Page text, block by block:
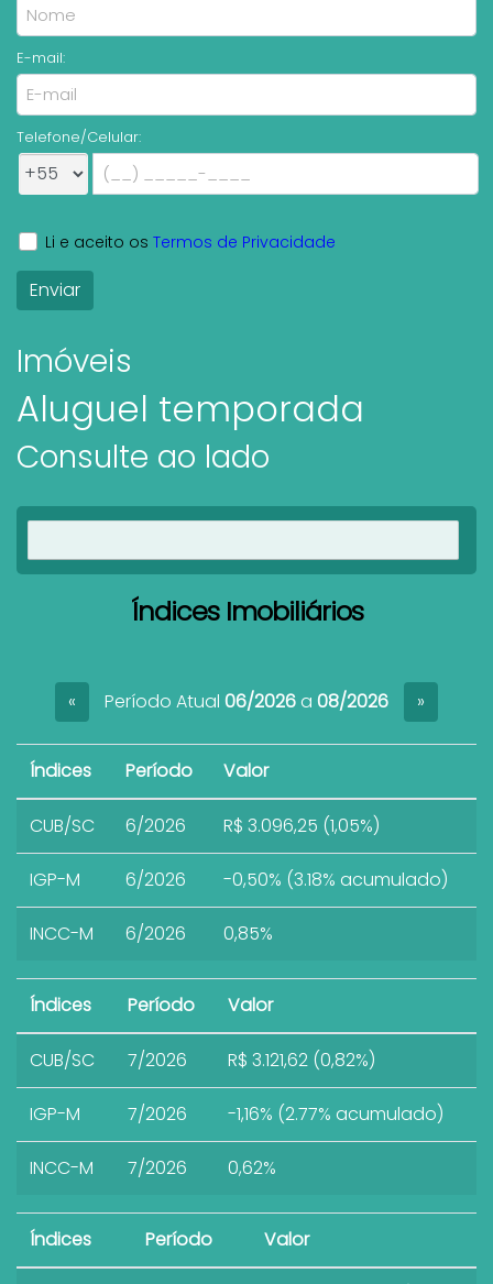
E-mail:
Telefone/Celular:
Li e aceito os Termos de Privacidade
Imóveis
Aluguel temporada
Consulte ao lado
Índices Imobiliários
« Período Atual 06/2026a 08/2026 »
Índices Período Valor
CUB/SC 6/2026 R$ 3.096,25 (1,05%)
IGP-M 6/2026 -0,50% (3.18% acumulado)
INCC-M 6/2026 0,85%
Índices Período Valor
CUB/SC 7/2026 R$ 3.121,62 (0,82%)
IGP-M 7/2026 -1,16% (2.77% acumulado)
INCC-M 7/2026 0,62%
Índices Período Valor